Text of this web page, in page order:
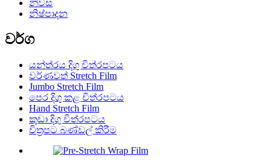
නිවස
නිෂ්පාදන
වර්ග
යන්ත්රය දිගු චිත්රපටය
වර්ණවත් Stretch Film
Jumbo Stretch Film
පෙර දිගු කළ චිත්රපටය
Hand Stretch Film
කුඩා දිගු චිත්රපටය
චිත්‍රපට බණ්ඩල් කිරීම